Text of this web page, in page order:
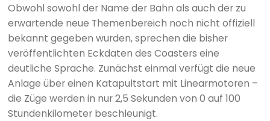
Obwohl sowohl der Name der Bahn als auch der zu
erwartende neue Themenbereich noch nicht offiziell
bekannt gegeben wurden, sprechen die bisher
veröffentlichten Eckdaten des Coasters eine
deutliche Sprache. Zunächst einmal verfügt die neue
Anlage über einen Katapultstart mit Linearmotoren –
die Züge werden in nur 2,5 Sekunden von 0 auf 100
Stundenkilometer beschleunigt.